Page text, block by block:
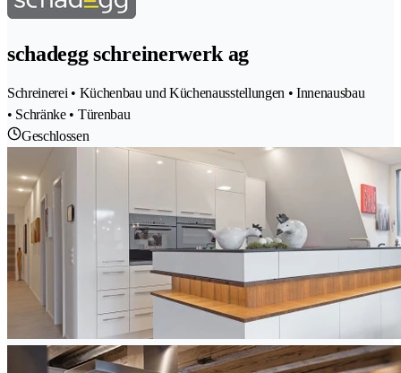
schadegg schreinerwerk ag
Schreinerei • Küchenbau und Küchenausstellungen • Innenausbau
• Schränke • Türenbau
Geschlossen